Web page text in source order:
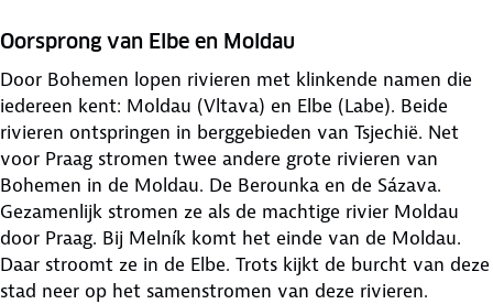
Oorsprong van Elbe en Moldau
Door Bohemen lopen rivieren met klinkende namen die
iedereen kent: Moldau (Vltava) en Elbe (Labe). Beide
rivieren ontspringen in berggebieden van Tsjechië. Net
voor Praag stromen twee andere grote rivieren van
Bohemen in de Moldau. De Berounka en de Sázava.
Gezamenlijk stromen ze als de machtige rivier Moldau
door Praag. Bij Melník komt het einde van de Moldau.
Daar stroomt ze in de Elbe. Trots kijkt de burcht van deze
stad neer op het samenstromen van deze rivieren.